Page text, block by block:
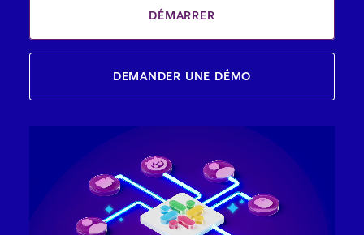
DÉMARRER
DEMANDER UNE DÉMO